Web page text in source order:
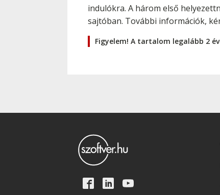
indulókra. A három első
sajtóban. További információk,
Figyelem! A tartalom legalább 2